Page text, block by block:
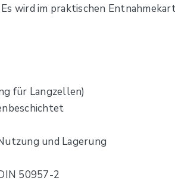
wird im praktischen
für Langzellen)
und Lagerung
50957-2